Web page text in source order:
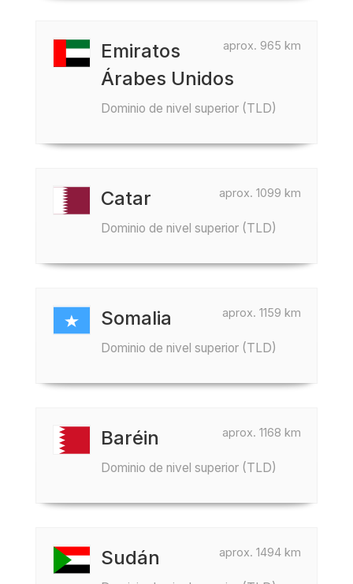
aprox. 965 km
Emiratos
Árabes Unidos
Dominio de nivel superior (TLD)
aprox. 1099 km
Catar
Dominio de nivel superior (TLD)
aprox. 1159 km
Somalia
Dominio de nivel superior (TLD)
aprox. 1168 km
Baréin
Dominio de nivel superior (TLD)
aprox. 1494 km
Sudán